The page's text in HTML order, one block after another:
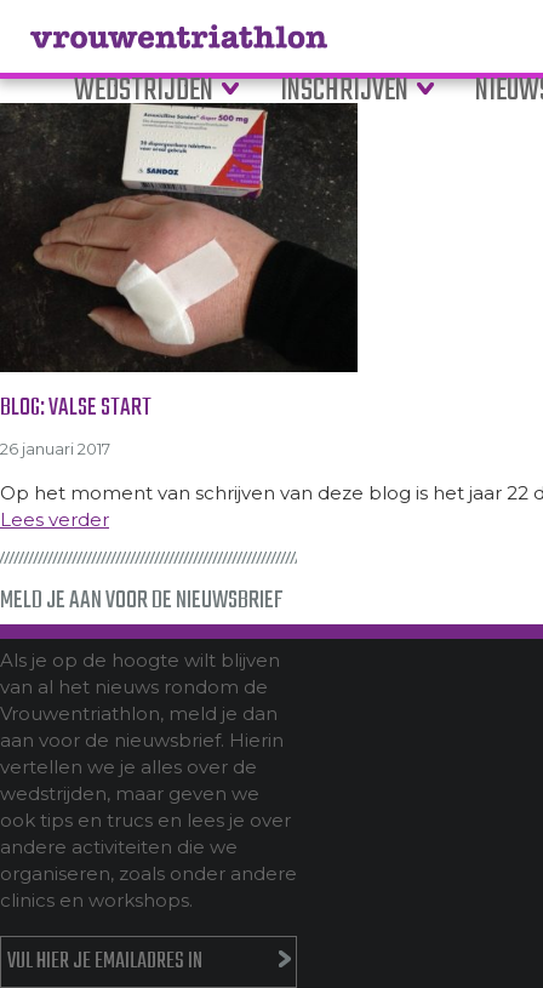
WEDSTRIJDEN INSCHRIJVEN
Tag Archive: ontsteking
BLOG: VALSE START
26 januari 2017
Op het moment van schrijven van deze blog is het jaar 22
Lees verder
MELD JE AAN VOOR DE NIEUWSBRIEF
Als je op de hoogte wilt blijven
van al het nieuws rondom de
Vrouwentriathlon, meld je dan
aan voor de nieuwsbrief. Hierin
vertellen we je alles over de
wedstrijden, maar geven we
ook tips en trucs en lees je over
andere activiteiten die we
organiseren, zoals onder andere
clinics en workshops.